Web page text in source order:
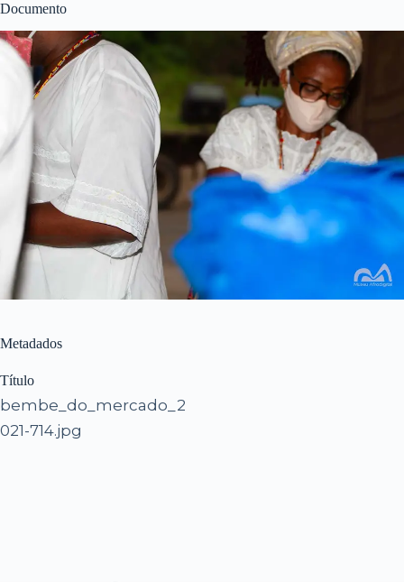
Documento
Metadados
Título
bembe_do_mercado_2
021-714.jpg